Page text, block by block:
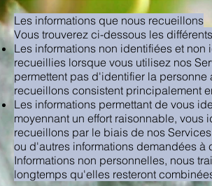
Les informations que nous recueillons
Vous trouverez ci-dessous les
Les informations non identifiées et
recueillies lorsque vous utilisez nos
permettent pas d'identifier la
recueillons consistent principalement
Les informations permettant de vous
moyennant un effort raisonnable, vous
recueillons par le biais de nos
ou d'autres informations demandées
Informations non personnelles, nous
longtemps qu'elles resteront